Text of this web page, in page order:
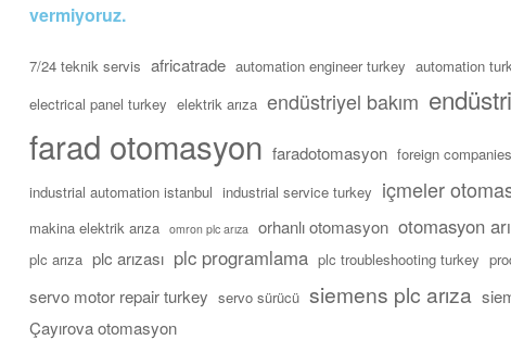
vermiyoruz.
7/24 teknik servis africatrade automation engineer turkey automation
electrical panel turkey elektrik arıza endüstriyel bakım
farad otomasyon faradotomasyon foreign
industrial automation istanbul industrial service turkey içmeler
makina elektrik arıza omron plc arıza orhanlı otomasyon otomasyon
plc arıza plc arızası plc programlama plc troubleshooting turkey
servo motor repair turkey servo sürücü siemens plc arıza
Çayırova otomasyon